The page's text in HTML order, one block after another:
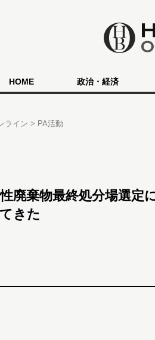
HOME 政治・経済
ライン PA活動
廃棄物最終処分場選定
きた